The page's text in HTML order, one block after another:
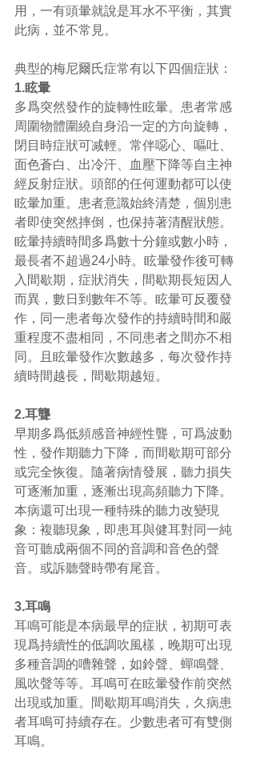
用，一有頭暈就說是耳水不平衡，其實
此病，並不常見。
典型的梅尼爾氏症常有以下四個症狀：
1.眩暈
多爲突然發作的旋轉性眩暈。患者常感
周圍物體圍繞自身沿一定的方向旋轉，
閉目時症狀可减輕。常伴噁心、嘔吐、
面色蒼白、出冷汗、血壓下降等自主神
經反射症狀。頭部的任何運動都可以使
眩暈加重。患者意識始終清楚，個別患
者即使突然摔倒，也保持著清醒狀態。
眩暈持續時間多爲數十分鐘或數小時，
最長者不超過24小時。眩暈發作後可轉
入間歇期，症狀消失，間歇期長短因人
而異，數日到數年不等。眩暈可反覆發
作，同一患者每次發作的持續時間和嚴
重程度不盡相同，不同患者之間亦不相
同。且眩暈發作次數越多，每次發作持
續時間越長，間歇期越短。
2.耳聾
早期多爲低頻感音神經性聾，可爲波動
性，發作期聽力下降，而間歇期可部分
或完全恢復。隨著病情發展，聽力損失
可逐漸加重，逐漸出現高頻聽力下降。
本病還可出現一種特殊的聽力改變現
象：複聽現象，即患耳與健耳對同一純
音可聽成兩個不同的音調和音色的聲
音。或訴聽聲時帶有尾音。
3.耳鳴
耳鳴可能是本病最早的症狀，初期可表
現爲持續性的低調吹風樣，晚期可出現
多種音調的嘈雜聲，如鈴聲、蟬鳴聲、
風吹聲等等。耳鳴可在眩暈發作前突然
出現或加重。間歇期耳鳴消失，久病患
者耳鳴可持續存在。少數患者可有雙側
耳鳴。